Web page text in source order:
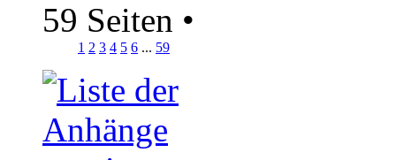
59 Seiten •
1 2 3 4 5 6 ... 59